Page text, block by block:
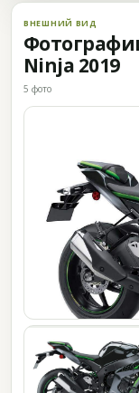
ВНЕШНИЙ ВИД
Ninja 2019
5 фото